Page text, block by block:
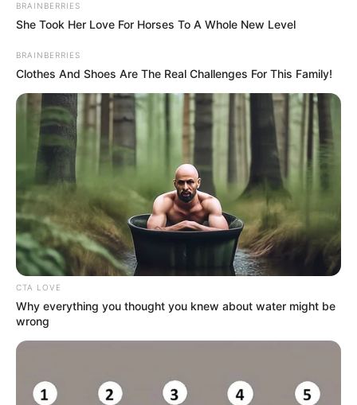
BRAINBERRIES
She Took Her Love For Horses To A Whole New Level
BRAINBERRIES
Clothes And Shoes Are The Real Challenges For This Family!
CTA LOVE
Why everything you thought you knew about water might be
wrong